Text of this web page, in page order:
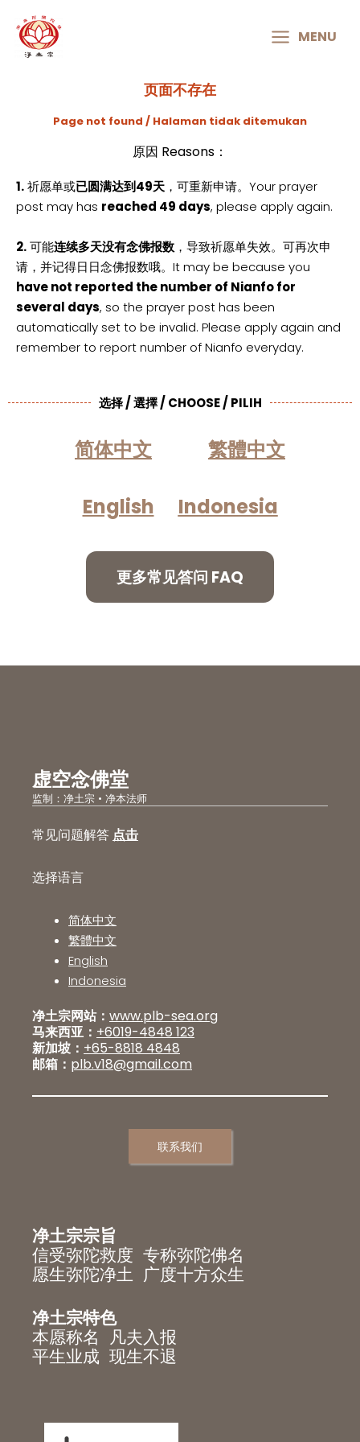
MENU
MENU
页面不存在
Page not found / Halaman tidak ditemukan
原因 Reasons：
1.祈愿单或已圆满达到49天 ，可重新申请。Your prayer
post may has reached 49 days, please apply again.
2.可能连续多天没有念佛报数 ，导致祈愿单失效。可再次申
请，并记得日日念佛报数哦。It may be because you
have not reported the number of Nianfo for
several days, so the prayer post has been
automatically set to be invalid. Please apply again and
remember to report number of Nianfo everyday.
选择 / 選擇 / CHOOSE / PILIH
简体中文 繁體中文
English Indonesia
更多常见答问 FAQ
虚空念佛堂
监制：净土宗 • 净本法师
常见问题解答 点击
选择语言
简体中文
繁體中文
English
Indonesia
净土宗网站： www.plb-sea.org
马来西亚： +6019-4848 123
新加坡： +65-8818 4848
邮箱： plb.v18@gmail.com
联系我们
净土宗宗旨
信受弥陀救度 专称弥陀佛名
愿生弥陀净土 广度十方众生
净土宗特色
本愿称名 凡夫入报
平生业成 现生不退